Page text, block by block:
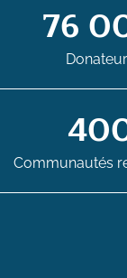
76
Communautés